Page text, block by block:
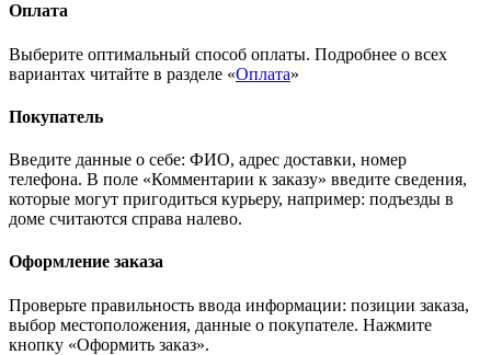
Оплата
Выберите оптимальный способ оплаты. Подробнее о всех
вариантах читайте в разделе «Оплата»
Покупатель
Введите данные о себе: ФИО, адрес доставки, номер
телефона. В поле «Комментарии к заказу» введите сведения,
которые могут пригодиться курьеру, например: подъезды в
доме считаются справа налево.
Оформление заказа
Проверьте правильность ввода информации: позиции заказа,
выбор местоположения, данные о покупателе. Нажмите
кнопку «Оформить заказ».